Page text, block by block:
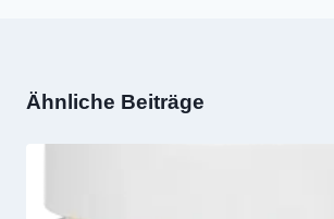
Ähnliche Beiträge